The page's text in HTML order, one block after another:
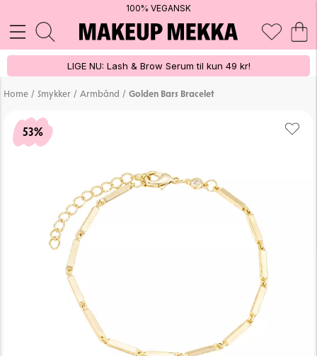
100% VEGANSK
LIGE NU: Lash & Brow Serum til kun 49 kr!
Home / Smykker / Armbånd / Golden Bars Bracelet
53%